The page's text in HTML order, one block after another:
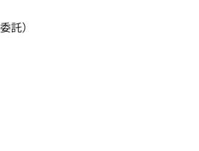
託）